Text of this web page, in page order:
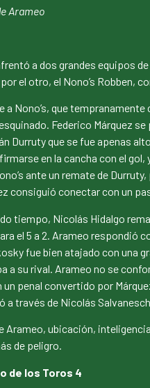
Arameo
a dos grandes equipos
el otro, el Nono’s Robben,
Nono’s, que
Federico Márquez
Durruty que se fue apenas
en la cancha con el
ante un remate de
consiguió conectar con un
tiempo, Nicolás Hidalgo
el 5 a 2. Arameo respondió
fue bien atajado con una
a su rival. Arameo no se
penal convertido por
a través de Nicolás
Arameo, ubicación,
de peligro.
de los Toros 4